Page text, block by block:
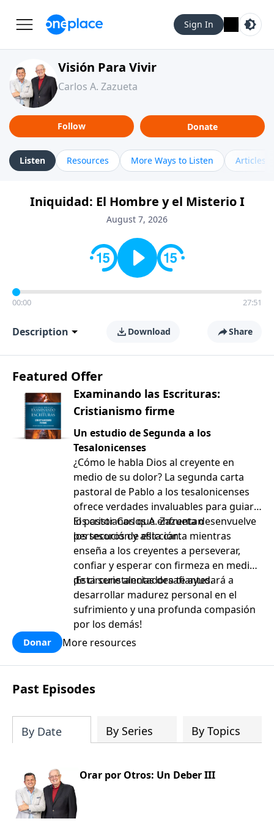
Sign In
Visión Para Vivir
Carlos A. Zazueta
Follow Donate
Listen Resources More Ways to Listen Articles
Iniquidad: El Hombre y el Misterio I
August 7, 2026
00:00 27:51
Description Download Share
Featured Offer
Examinando las Escrituras:
Cristianismo firme
Un estudio de Segunda a los
Tesalonicenses
¿Cómo le habla Dios al creyente en
medio de su dolor? La segunda carta
pastoral de Pablo a los tesalonicenses
ofrece verdades invaluables para guiar a
los cristianos que enfrentan
persecución y aflicción.
El pastor Carlos A. Zazueta desenvuelve
los tesoros de esta carta mientras
enseña a los creyentes a perseverar,
confiar y esperar con firmeza en medio
de circunstancias desafiantes.
¡Esta serie alentadora te ayudará a
desarrollar madurez personal en el
sufrimiento y una profunda compasión
por los demás!
Donar More resources
Past Episodes
By Date By Series By Topics
Orar por Otros: Un Deber III